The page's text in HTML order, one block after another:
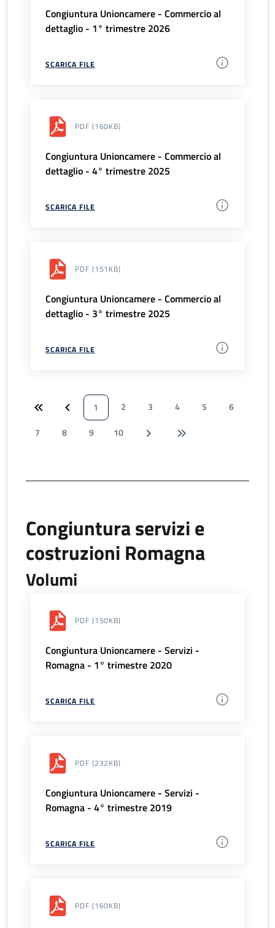
Congiuntura Unioncamere - Commercio al
dettaglio - 1° trimestre 2026
SCARICA FILE
PDF (160KB)
Congiuntura Unioncamere - Commercio al
dettaglio - 4° trimestre 2025
SCARICA FILE
PDF (151KB)
Congiuntura Unioncamere - Commercio al
dettaglio - 3° trimestre 2025
SCARICA FILE
1 2 3 4 5
6
7
8 9 10
Congiuntura servizi e
costruzioni Romagna
Volumi
PDF (150KB)
Congiuntura Unioncamere - Servizi -
Romagna - 1° trimestre 2020
SCARICA FILE
PDF (232KB)
Congiuntura Unioncamere - Servizi -
Romagna - 4° trimestre 2019
SCARICA FILE
PDF (160KB)